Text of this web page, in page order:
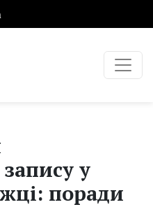
у
поради